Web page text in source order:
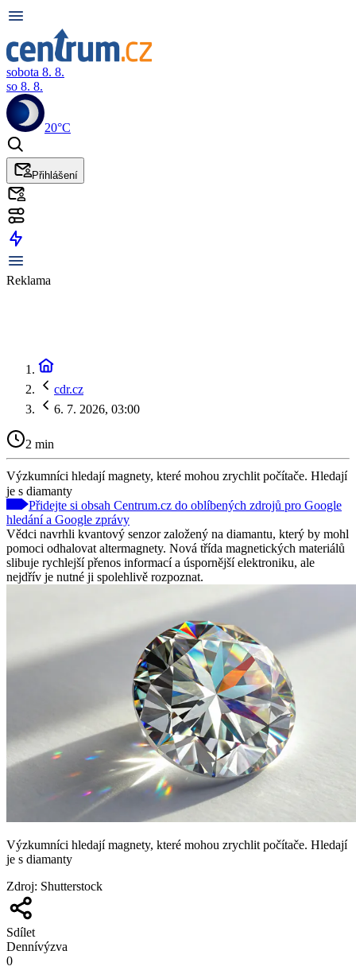
sobota 8. 8.
so 8. 8.
20°C
Přihlášení
Reklama
cdr.cz
6. 7. 2026, 03:00
2 min
Výzkumníci hledají magnety, které mohou zrychlit počítače. Hledají
je s diamanty
Přidejte si obsah Centrum.cz do oblíbených zdrojů pro Google
hledání a Google zprávy
Vědci navrhli kvantový senzor založený na diamantu, který by mohl
pomoci odhalovat altermagnety. Nová třída magnetických materiálů
slibuje rychlejší přenos informací a úspornější elektroniku, ale
nejdřív je nutné ji spolehlivě rozpoznat.
Výzkumníci hledají magnety, které mohou zrychlit počítače. Hledají
je s diamanty
Zdroj: Shutterstock
Sdílet
Dennívýzva
0